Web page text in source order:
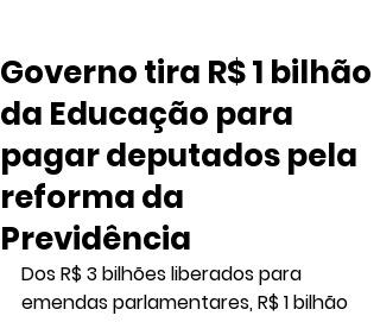
Governo tira R$ 1 bilhão
da Educação para
pagar deputados pela
reforma da
Previdência
Dos R$ 3 bilhões liberados para
emendas parlamentares, R$ 1 bilhão